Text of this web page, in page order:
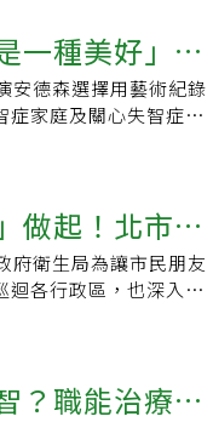
一種美好」年
安德森選擇用藝術紀錄
症家庭及關心失智症議
做起！北市衛
府衛生局為讓市民朋友
迴各行政區，也深入校
？職能治療師